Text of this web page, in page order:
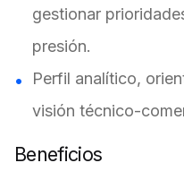
gestionar
presión.
Perfil analítico,
visión técnico-
Beneficios